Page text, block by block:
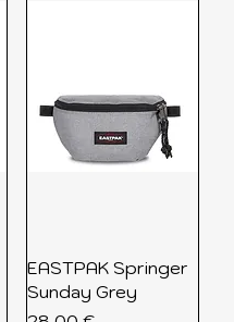
EASTPAK Springer
Sunday Grey